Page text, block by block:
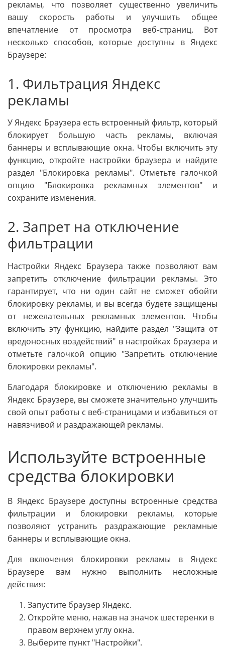
рекламы, что позволяет существенно увеличить
вашу скорость работы и улучшить общее
впечатление от просмотра веб-страниц. Вот
несколько способов, которые доступны в Яндекс
Браузере:
1. Фильтрация Яндекс
рекламы
У Яндекс Браузера есть встроенный фильтр, который
блокирует большую часть рекламы, включая
баннеры и всплывающие окна. Чтобы включить эту
функцию, откройте настройки браузера и найдите
раздел "Блокировка рекламы". Отметьте галочкой
опцию "Блокировка рекламных элементов" и
сохраните изменения.
2. Запрет на отключение
фильтрации
Настройки Яндекс Браузера также позволяют вам
запретить отключение фильтрации рекламы. Это
гарантирует, что ни один сайт не сможет обойти
блокировку рекламы, и вы всегда будете защищены
от нежелательных рекламных элементов. Чтобы
включить эту функцию, найдите раздел "Защита от
вредоносных воздействий" в настройках браузера и
отметьте галочкой опцию "Запретить отключение
блокировки рекламы".
Благодаря блокировке и отключению рекламы в
Яндекс Браузере, вы сможете значительно улучшить
свой опыт работы с веб-страницами и избавиться от
навязчивой и раздражающей рекламы.
Используйте встроенные
средства блокировки
В Яндекс Браузере доступны встроенные средства
фильтрации и блокировки рекламы, которые
позволяют устранить раздражающие рекламные
баннеры и всплывающие окна.
Для включения блокировки рекламы в Яндекс
Браузере вам нужно выполнить несложные
действия:
Запустите браузер Яндекс.
Откройте меню, нажав на значок шестеренки в
правом верхнем углу окна.
Выберите пункт "Настройки".